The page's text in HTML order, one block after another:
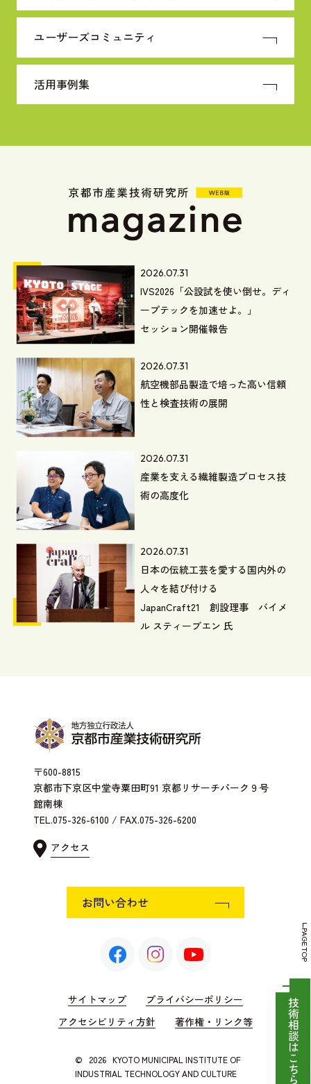
ユーザーズコミュニティ
活用事例集
2026.07.31
IVS2026「公設試を使い倒せ。ディ
ープテックを加速せよ。」
セッション開催報告
2026.07.31
航空機部品製造で培った高い信頼
性と検査技術の展開
2026.07.31
産業を支える繊維製造プロセス技
術の高度化
2026.07.31
日本の伝統工芸を愛する国内外の
人々を結び付ける
JapanCraft21 創設理事 バイメ
ル スティーブエン 氏
〒600-8815
京都市下京区中堂寺粟田町91 京都リサーチパーク９号
館南棟
TEL.075-326-6100 / FAX.075-326-6200
アクセス
お問い合わせ
サイトマップ
プライバシーポリシー
アクセシビリティ方針
著作権・リンク等
© 2026 KYOTO MUNICIPAL INSTITUTE OF
INDUSTRIAL TECHNOLOGY AND CULTURE
PAGE TOP
技術相談はこちら